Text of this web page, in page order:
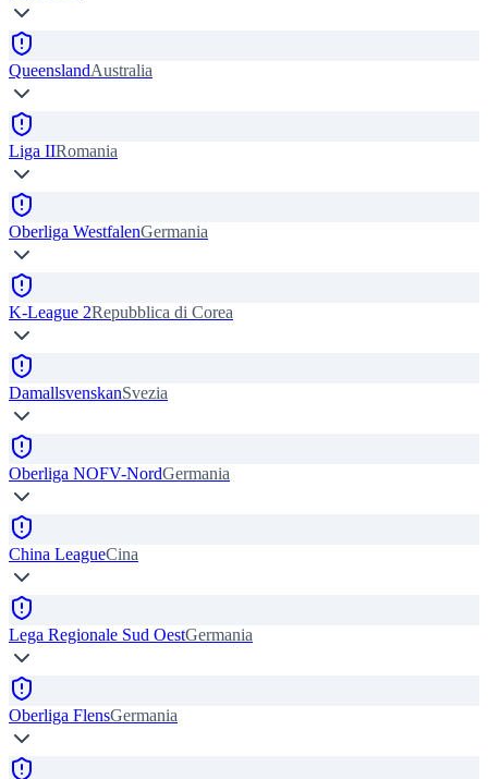
QueenslandAustralia
Liga IIRomania
Oberliga WestfalenGermania
K-League 2Repubblica di Corea
DamallsvenskanSvezia
Oberliga NOFV-NordGermania
China LeagueCina
Lega Regionale Sud OestGermania
Oberliga FlensGermania